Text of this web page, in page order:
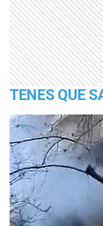
TENES QUE